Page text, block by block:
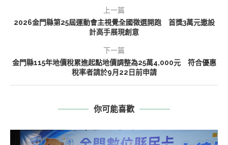
上一篇
2026金門縣第25屆運動會主視覺全國徵選開跑 首獎3萬元邀設
計高手展現創意
下一篇
金門縣115年地價稅累進起點地價調整為25萬4,000元 符合優惠
稅率者請於9月22日前申請
你可能喜歡